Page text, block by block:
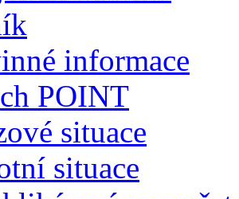
informace
POINT
situace
situace